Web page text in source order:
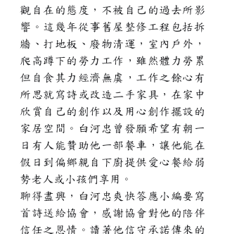
觀自在的態度，不被自己的過去所影
響。這幾年從事舊屋整修工程包括拆
牆、打地板、廢物清運，室內戶外，
爬高蹲下的勞力工作，雖然體力勞累
但自食其力經濟無虞，工作之餘心有
所思就寫詩或改造二手家具，在家中
欣賞自己的創作以及用心創作擺設的
家居空間。 白河忠 曾發願希望有朝一
日有人能贊助他一部餐車，讓他能在
假日到偏鄉親自下廚提供愛心餐給弱
勢老人或小孩們享用。
聊得盡興，
白河忠 爽快答應小編要寫
首詩送給協會，感謝協會對他的陪伴
信任之恩情。讀著他信守承諾傳來的